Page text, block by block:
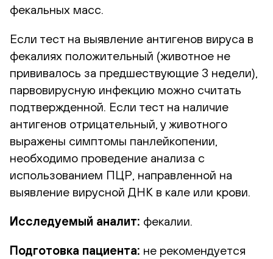
фекальных масс.
Если тест на выявление антигенов вируса в
фекалиях положительный (животное не
прививалось за предшествующие 3 недели),
парвовирусную инфекцию можно считать
подтвержденной. Если тест на наличие
антигенов отрицательный, у животного
выражены симптомы панлейкопении,
необходимо проведение анализа с
использованием ПЦР, направленной на
выявление вирусной ДНК в кале или крови.
Исследуемый аналит: фекалии.
Подготовка пациента: не рекомендуется